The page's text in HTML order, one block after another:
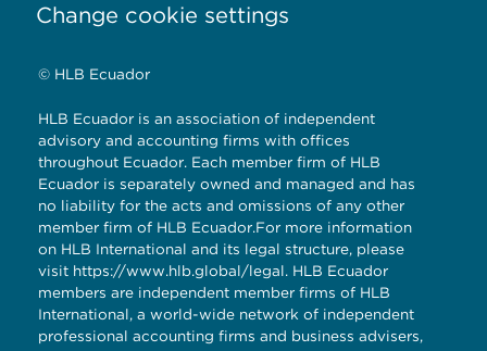
Change cookie settings
© HLB Ecuador
HLB Ecuador is an association of independent
advisory and accounting firms with offices
throughout Ecuador. Each member firm of HLB
Ecuador is separately owned and managed and has
no liability for the acts and omissions of any other
member firm of HLB Ecuador.For more information
on HLB International and its legal structure, please
visit https://www.hlb.global/legal. HLB Ecuador
members are independent member firms of HLB
International, a world-wide network of independent
professional accounting firms and business advisers,